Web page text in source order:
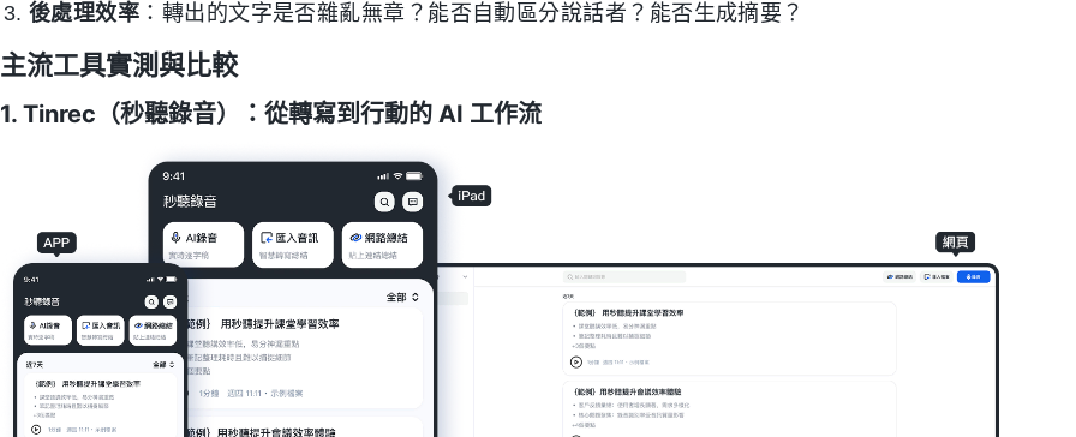
後處理效率 ：轉出的文字是否雜亂無章？能否自動區分說話者？能否生成摘要？
主流工具實測與比較
1. Tinrec（秒聽錄音）：從轉寫到行動的 AI 工作流